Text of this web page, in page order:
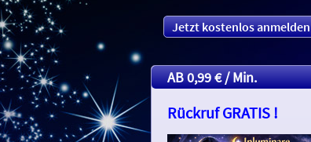
Jetzt kostenlos anmelden
AB 0,99 € / Min.
Rückruf GRATIS !